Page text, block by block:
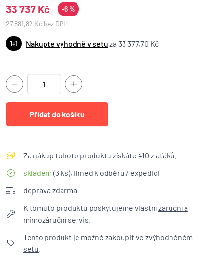
33 737 Kč -6 %
1+1 Nakupte výhodně v setu za 33 377,70 Kč
27 881,82 Kč bez DPH
Za nákup tohoto produktu získáte 410 zlaťáků.
skladem (3 ks), ihned k odběru / expedici
doprava zdarma
K tomuto produktu poskytujeme vlastnízáruční a
mimozáruční servis
Tento produkt je možné zakoupit ve zvýhodněném
setu